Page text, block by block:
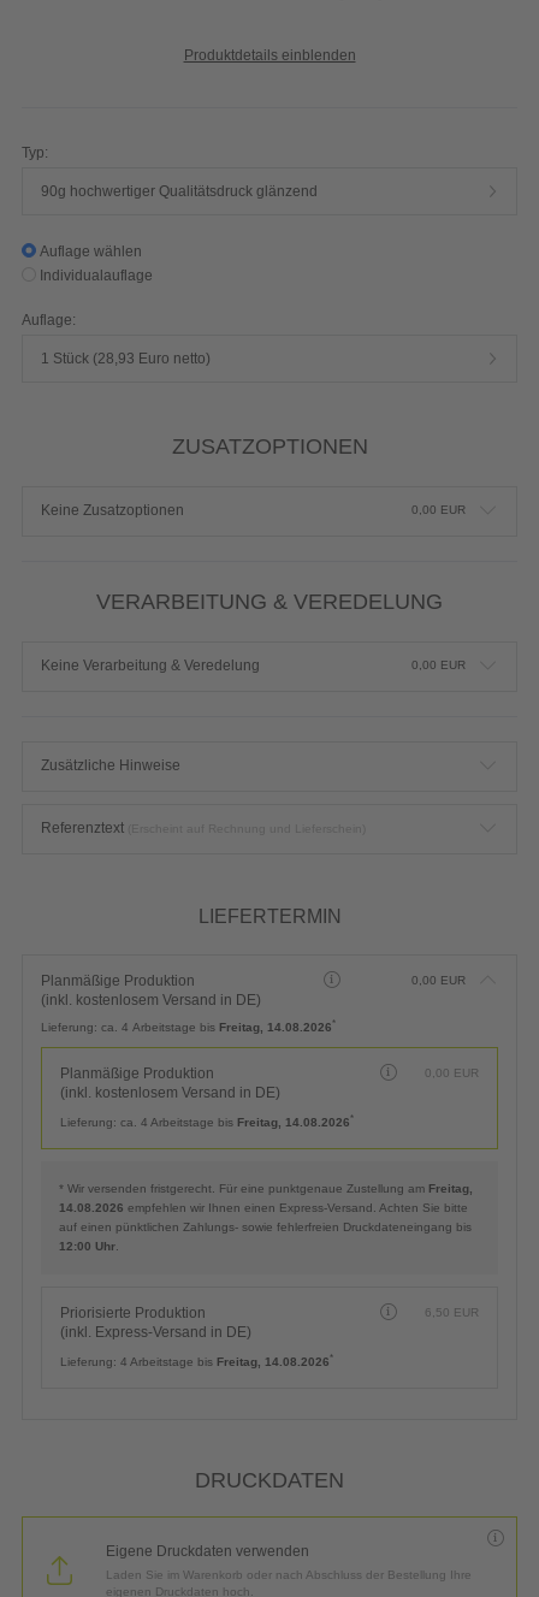
Produktdetails einblenden
Typ:
90g hochwertiger Qualitätsdruck glänzend
Auflage wählen
Individualauflage
Auflage:
1 Stück (28,93 Euro netto)
ZUSATZOPTIONEN
Keine Zusatzoptionen 0,00 EUR
VERARBEITUNG & VEREDELUNG
Keine Verarbeitung & Veredelung 0,00 EUR
Zusätzliche Hinweise
Referenztext
LIEFERTERMIN
Planmäßige Produktion
(inkl. kostenlosem Versand in DE)
0,00 EUR
Lieferung: ca. 4 Arbeitstage bis Freitag, 14.08.2026*
Planmäßige Produktion
(inkl. kostenlosem Versand in DE)
0,00 EUR
Lieferung: ca. 4 Arbeitstage bis Freitag, 14.08.2026*
* Wir versenden fristgerecht. Für eine punktgenaue Zustellung am Freitag,
14.08.2026 empfehlen wir Ihnen einen Express-Versand. Achten Sie bitte
auf einen pünktlichen Zahlungs- sowie fehlerfreien Druckdateneingang bis
12:00 Uhr
Priorisierte Produktion
(inkl. Express-Versand in DE)
6,50 EUR
Lieferung: 4 Arbeitstage bis Freitag, 14.08.2026*
DRUCKDATEN
Eigene Druckdaten verwenden
Laden Sie im Warenkorb oder nach Abschluss der Bestellung Ihre
eigenen Druckdaten hoch.